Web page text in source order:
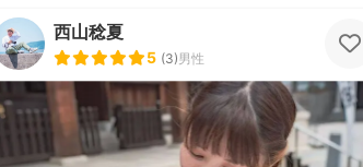
西山稔夏
5 (3)男性